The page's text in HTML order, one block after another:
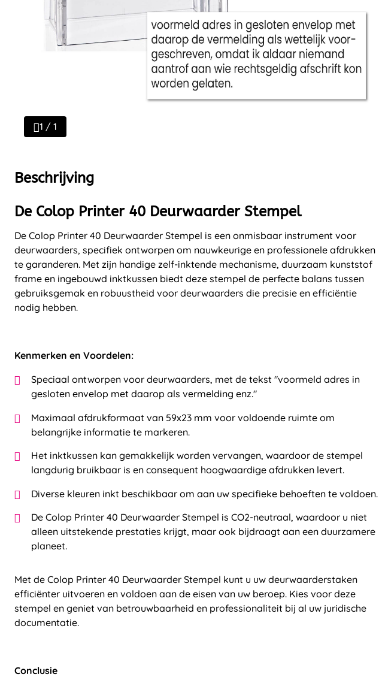
1 / 1
Beschrijving
De Colop Printer 40 Deurwaarder Stempel
De Colop Printer 40 Deurwaarder Stempel is een onmisbaar instrument voor
deurwaarders, specifiek ontworpen om nauwkeurige en professionele afdrukken
te garanderen. Met zijn handige zelf-inktende mechanisme, duurzaam kunststof
frame en ingebouwd inktkussen biedt deze stempel de perfecte balans tussen
gebruiksgemak en robuustheid voor deurwaarders die precisie en efficiëntie
nodig hebben.
Kenmerken en Voordelen:
Speciaal ontworpen voor deurwaarders, met de tekst "voormeld adres in
gesloten envelop met daarop als vermelding enz."
Maximaal afdrukformaat van 59x23 mm voor voldoende ruimte om
belangrijke informatie te markeren.
Het inktkussen kan gemakkelijk worden vervangen, waardoor de stempel
langdurig bruikbaar is en consequent hoogwaardige afdrukken levert.
Diverse kleuren inkt beschikbaar om aan uw specifieke behoeften te voldoen.
De Colop Printer 40 Deurwaarder Stempel is CO2-neutraal, waardoor u niet
alleen uitstekende prestaties krijgt, maar ook bijdraagt aan een duurzamere
planeet.
Met de Colop Printer 40 Deurwaarder Stempel kunt u uw deurwaarderstaken
efficiënter uitvoeren en voldoen aan de eisen van uw beroep. Kies voor deze
stempel en geniet van betrouwbaarheid en professionaliteit bij al uw juridische
documentatie.
Conclusie